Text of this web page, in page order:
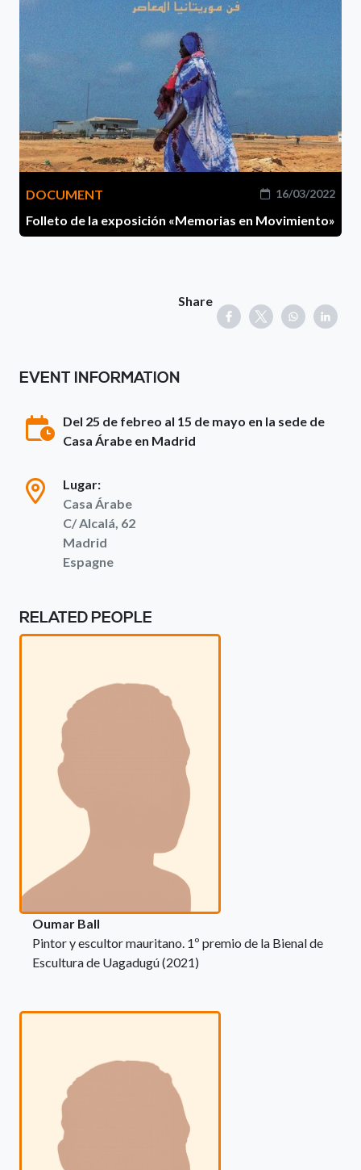
DOCUMENT 16/03/2022
Folleto de la exposición «Memorias en Movimiento»
Share
EVENT INFORMATION
Del 25 de febreo al 15 de mayo en la sede de
Casa Árabe en Madrid
Lugar:
Casa Árabe
C/ Alcalá, 62
Madrid
Espagne
RELATED PEOPLE
Oumar Ball
Pintor y escultor mauritano. 1º premio de la Bienal de
Escultura de Uagadugú (2021)